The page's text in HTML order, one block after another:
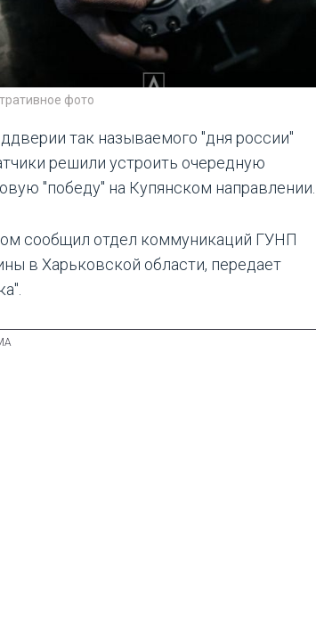
фото
так называемого "дня россии"
решили устроить очередную
"победу" на Купянском направлении.
сообщил отдел коммуникаций ГУНП
в Харьковской области, передает